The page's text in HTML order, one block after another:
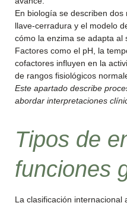
En biología se describen
llave-cerradura y el modelo
cómo la enzima se adapta al
Factores como el pH, la
cofactores influyen en la
de rangos fisiológicos
Este apartado describe
abordar interpretaciones
Tipos de
funciones
La clasificación internacional